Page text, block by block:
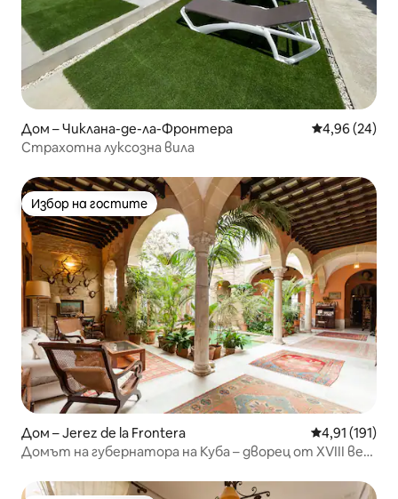
Дом – Чиклана-де-ла-Фронтера Средна
4,96 (24)
Страхотна луксозна вила
Избор на гостите
Избор на гостите
Дом – Jerez de la Frontera Средна
4,91 (191)
Домът на губернатора на Куба – дворец от XVIII век